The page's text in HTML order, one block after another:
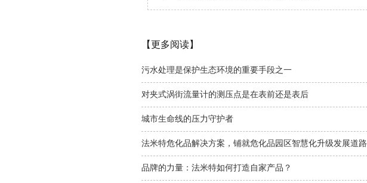
【更多阅读】
污水处理是保护生态环境的重要手段之一
对夹式涡街流量计的测压点是在表前还是表后
城市生命线的压力守护者
法米特危化品解决方案，铺就危化品园区智慧化升级发展道路
品牌的力量：法米特如何打造自家产品？